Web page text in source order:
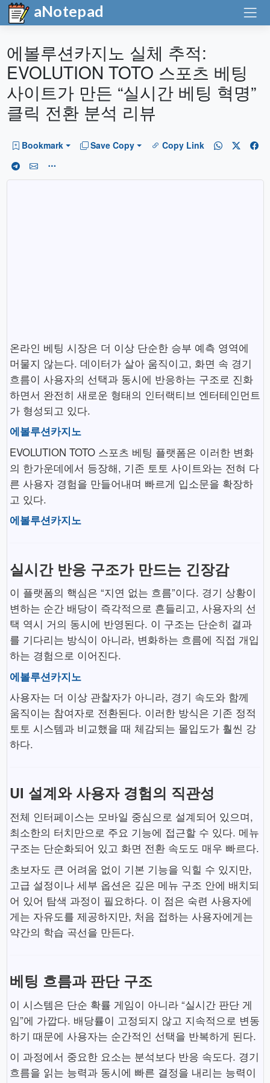
aNotepad
에볼루션카지노 실체 추적:
EVOLUTION TOTO 스포츠 베팅
사이트가 만든 “실시간 베팅 혁명”
클릭 전환 분석 리뷰
Bookmark Save Copy Copy Link
온라인 베팅 시장은 더 이상 단순한 승부 예측 영역에
머물지 않는다. 데이터가 살아 움직이고, 화면 속 경기
흐름이 사용자의 선택과 동시에 반응하는 구조로 진화
하면서 완전히 새로운 형태의 인터랙티브 엔터테인먼트
가 형성되고 있다.
에볼루션카지노
EVOLUTION TOTO 스포츠 베팅 플랫폼은 이러한 변화
의 한가운데에서 등장해, 기존 토토 사이트와는 전혀 다
른 사용자 경험을 만들어내며 빠르게 입소문을 확장하
고 있다.
에볼루션카지노
실시간 반응 구조가 만드는 긴장감
이 플랫폼의 핵심은 “지연 없는 흐름”이다. 경기 상황이
변하는 순간 배당이 즉각적으로 흔들리고, 사용자의 선
택 역시 거의 동시에 반영된다. 이 구조는 단순히 결과
를 기다리는 방식이 아니라, 변화하는 흐름에 직접 개입
하는 경험으로 이어진다.
에볼루션카지노
사용자는 더 이상 관찰자가 아니라, 경기 속도와 함께
움직이는 참여자로 전환된다. 이러한 방식은 기존 정적
토토 시스템과 비교했을 때 체감되는 몰입도가 훨씬 강
하다.
UI 설계와 사용자 경험의 직관성
전체 인터페이스는 모바일 중심으로 설계되어 있으며,
최소한의 터치만으로 주요 기능에 접근할 수 있다. 메뉴
구조는 단순화되어 있고 화면 전환 속도도 매우 빠르다.
초보자도 큰 어려움 없이 기본 기능을 익힐 수 있지만,
고급 설정이나 세부 옵션은 깊은 메뉴 구조 안에 배치되
어 있어 탐색 과정이 필요하다. 이 점은 숙련 사용자에
게는 자유도를 제공하지만, 처음 접하는 사용자에게는
약간의 학습 곡선을 만든다.
베팅 흐름과 판단 구조
이 시스템은 단순 확률 게임이 아니라 “실시간 판단 게
임”에 가깝다. 배당률이 고정되지 않고 지속적으로 변동
하기 때문에 사용자는 순간적인 선택을 반복하게 된다.
이 과정에서 중요한 요소는 분석보다 반응 속도다. 경기
흐름을 읽는 능력과 동시에 빠른 결정을 내리는 능력이